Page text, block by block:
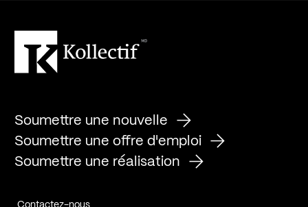
Soumettre une nouvelle
Soumettre une offre d'emploi
Soumettre une réalisation